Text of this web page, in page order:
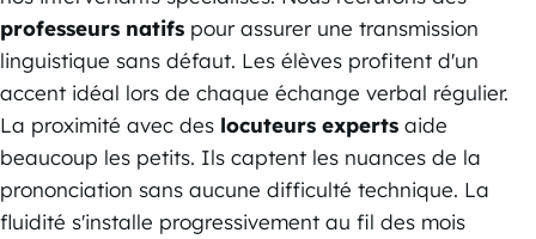
professeurs natifs pour assurer une transmission
linguistique sans défaut. Les élèves profitent d'un
accent idéal lors de chaque échange verbal régulier.
La proximité avec des locuteurs experts aide
beaucoup les petits. Ils captent les nuances de la
prononciation sans aucune difficulté technique. La
fluidité s'installe progressivement au fil des mois